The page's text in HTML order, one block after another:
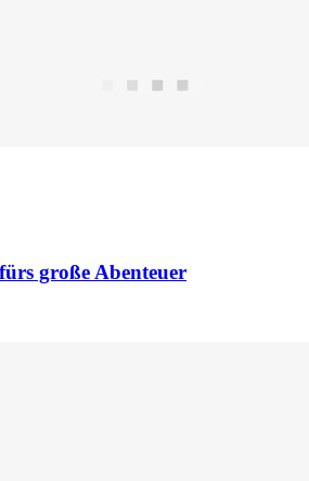
große Abenteuer